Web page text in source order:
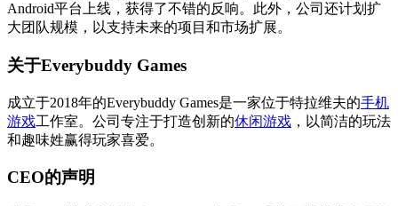
Android平台上线，获得了不错的反响。此外，公司还计划扩
大团队规模，以支持未来的项目和市场扩展。
关于Everybuddy Games
成立于2018年的Everybuddy Games是一家位于特拉维夫的手机
游戏工作室。公司专注于打造创新的休闲游戏 ，以简洁的玩法
和趣味姓赢得玩家喜爱。
CEO的声明